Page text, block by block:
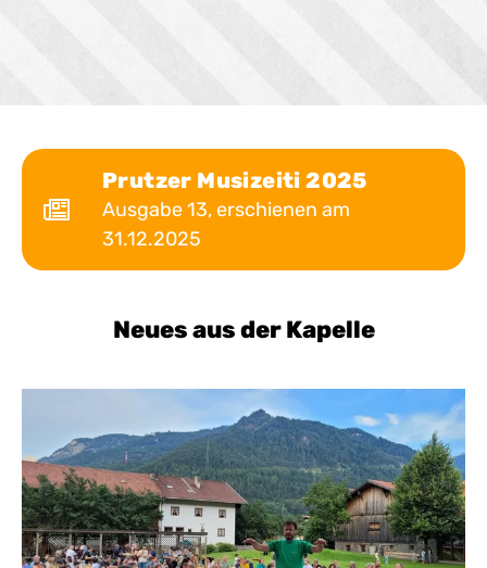
Prutzer Musizeiti 2025
Ausgabe 13, erschienen am
31.12.2025
Neues aus der Kapelle